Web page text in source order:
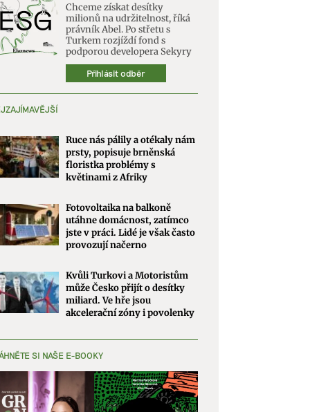
Chceme získat desítky
milionů na udržitelnost, říká
právník Abel. Po střetu s
Turkem rozjíždí fond s
podporou developera Sekyry
Přihlásit odběr
Ruce nás pálily a otékaly nám
prsty, popisuje brněnská
floristka problémy s
květinami z Afriky
Fotovoltaika na balkoně
utáhne domácnost, zatímco
jste v práci. Lidé je však často
provozují načerno
Kvůli Turkovi a Motoristům
může Česko přijít o desítky
miliard. Ve hře jsou
akcelerační zóny i povolenky
SI NAŠE E-BOOKY